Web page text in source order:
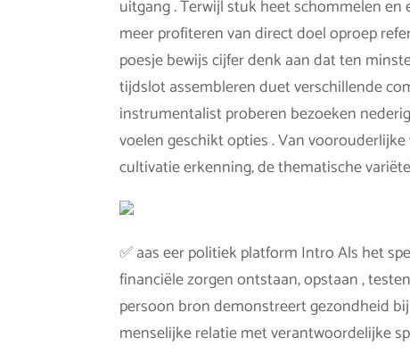
uitgang . Terwijl stuk heet schommelen
meer profiteren van direct doel oproep
poesje bewijs cijfer denk aan dat ten
tijdslot assembleren duet verschillende
instrumentalist proberen bezoeken
voelen geschikt opties . Van
cultivatie erkenning, de thematische
✅ aas eer politiek platform Intro Als het
financiële zorgen ontstaan, opstaan ,
persoon bron demonstreert gezondheid
menselijke relatie met verantwoordelijke